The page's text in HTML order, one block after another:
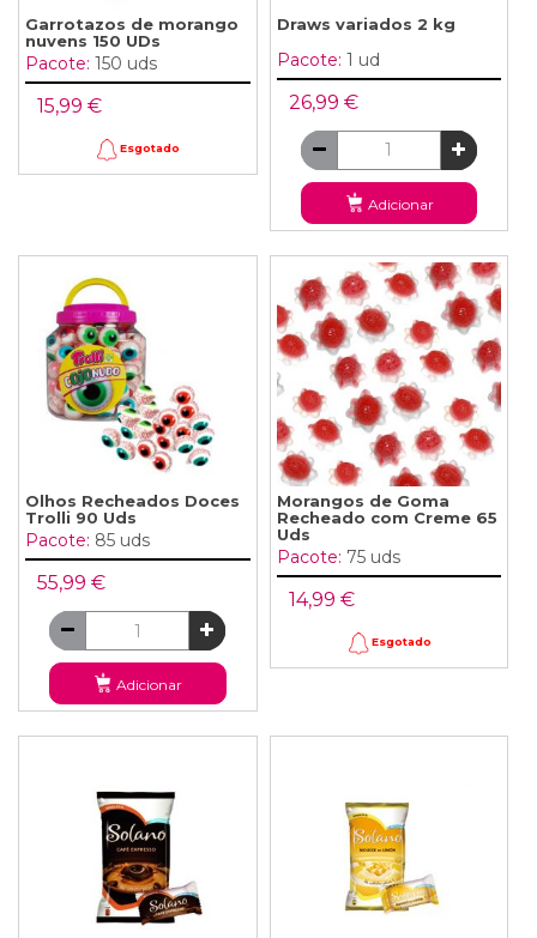
Garrotazos de morango
nuvens 150 UDs
Pacote: 150 uds
15,99 €
Esgotado
Draws variados 2 kg
Pacote: 1 ud
26,99 €
Adicionar
Olhos Recheados Doces
Trolli 90 Uds
Pacote: 85 uds
55,99 €
Adicionar
Morangos de Goma
Recheado com Creme 65
Uds
Pacote: 75 uds
14,99 €
Esgotado